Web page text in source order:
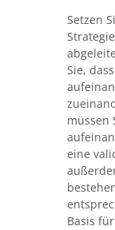
Setzen
Sie,
müssen
eine
Basis